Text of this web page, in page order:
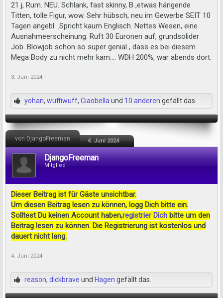
21 j, Rum. NEU. Schlank, fast skinny, B ,etwas hängende
Titten, tolle Figur, wow. Sehr hübsch, neu im Gewerbe SEIT 10
Tagen angebl. .Spricht kaum Englisch. Nettes Wesen, eine
Ausnahmeerscheinung. Ruft 30 Euronen auf, grundsolider
Job. Blowjob schon so super genial , dass es bei diesem
Mega Body zu nicht mehr kam.... WDH 200%, war abends dort.
3. Juni 2024
yohan, wuffiwuff, Ciaobella und 10 anderen gefällt das.
von DjangoFreeman 4. Juni 2024
DjangoFreeman
Mitglied
Dieser Beitrag ist für Gäste unsichtbar.
Um diesen Beitrag lesen zu können, logg Dich bitte ein.
Solltest Du keinen Account haben,registrier Dich bitte um den
Beitrag lesen zu können. Die Registrierung ist kostenlos und
dauert nicht lang.
4. Juni 2024
reason, dickbrave und Hagen gefällt das.